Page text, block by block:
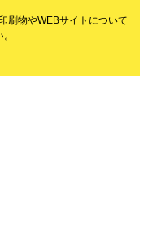
刷物やWEBサイトについて